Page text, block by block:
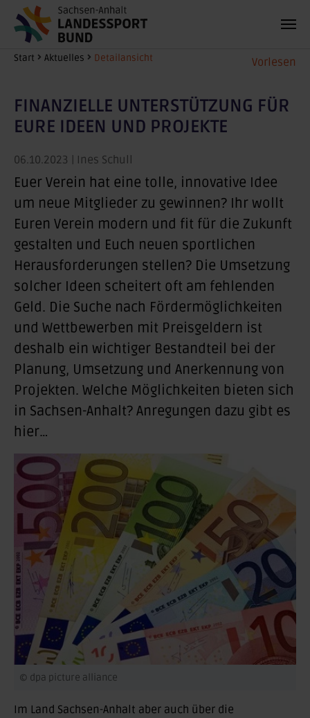
Zum Hauptinhalt springen Vorlesen
Sie sind hier:
Start Aktuelles Detailansicht
FINANZIELLE UNTERSTÜTZUNG FÜR
EURE IDEEN UND PROJEKTE
06.10.2023 | Ines Schull
Euer Verein hat eine tolle, innovative Idee
um neue Mitglieder zu gewinnen? Ihr wollt
Euren Verein modern und fit für die Zukunft
gestalten und Euch neuen sportlichen
Herausforderungen stellen? Die Umsetzung
solcher Ideen scheitert oft am fehlenden
Geld. Die Suche nach Fördermöglichkeiten
und Wettbewerben mit Preisgeldern ist
deshalb ein wichtiger Bestandteil bei der
Planung, Umsetzung und Anerkennung von
Projekten. Welche Möglichkeiten bieten sich
in Sachsen-Anhalt? Anregungen dazu gibt es
hier…
© dpa picture alliance
Im Land Sachsen-Anhalt aber auch über die